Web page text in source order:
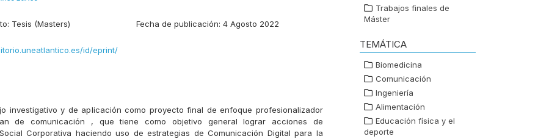
Tesis (Masters) Fecha de publicación: 4 Agosto 2022
id/eprint/
investigativo y de aplicación como proyecto final de enfoque profesionalizador
de comunicación , que tiene como objetivo general lograr acciones de
Corporativa haciendo uso de estrategias de Comunicación Digital para la
Trabajos finales de
Máster
TEMÁTICA
Biomedicina
Comunicación
Ingeniería
Alimentación
Educación física y el
deporte